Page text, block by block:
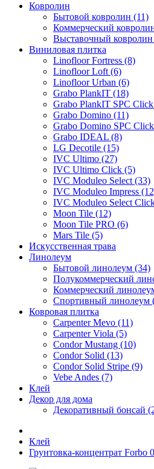
Ковролин
Бытовой ковролин (11)
Коммерческий
Выставочный
Виниловая плитка
Linofloor Fortress (8)
Linofloor Loft (6)
Linofloor Urban (6)
Grabo PlankIT (18)
Grabo PlankIT SPC
Grabo Domino (11)
Grabo Domino SPC
Grabo IDEAL (8)
LG Decotile (15)
IVC Ultimo (27)
IVC Ultimo Click (5)
IVC Moduleo Select (33)
IVC Moduleo Impress
IVC Moduleo Select
Moon Tile (12)
Moon Tile PRO (6)
Mars Tile (5)
Искусcтвенная трава
Линолеум
Бытовой линолеум (34)
Полукоммерческий
Коммерческий
Спортивный линолеум
Ковровая плитка
Carpenter Mevo (11)
Carpenter Viola (5)
Condor Mustang (10)
Condor Solid (13)
Condor Solid Stripe (9)
Vebe Andes (7)
Клей
Декор для дома
Декоративный бонсай
Клей
Грунтовка-концентрат Forbo